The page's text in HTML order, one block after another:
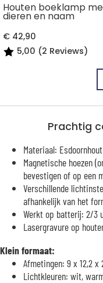
Houten boeklamp
dieren en naam
€ 42,90
5,00 (2 Reviews)
Prachtig
Materiaal:
Magnetische hoezen
bevestigen of op een
Verschillende
afhankelijk van het
Werkt op batterij: 2/3
Lasergravure op
Klein formaat:
Afmetingen: 9 x 12,2 x
Lichtkleuren: wit,